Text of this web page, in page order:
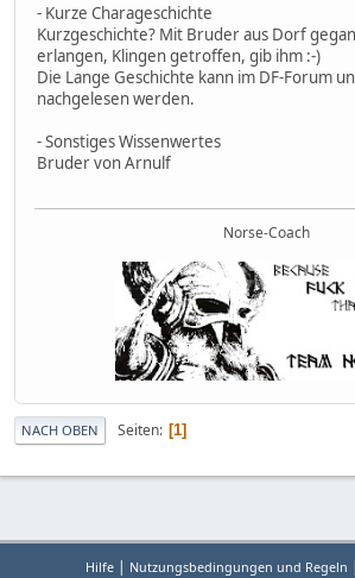
- Kurze Charageschichte
Kurzgeschichte? Mit Bruder aus Dorf
erlangen, Klingen getroffen, gib ihm :-)
Die Lange Geschichte kann im DF-Forum
nachgelesen werden.
- Sonstiges Wissenwertes
Bruder von Arnulf
Norse-Coach
NACH OBEN Seiten 1
Hilfe Nutzungsbedingungen und Regeln